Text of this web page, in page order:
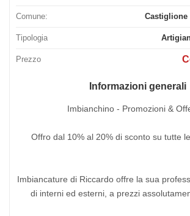
Comune: Castiglione
Tipologia
Prezzo
Informazioni generali
Imbianchino - Promozioni &
Offro dal 10% al 20% di sconto su tutte
Imbiancature di Riccardo offre la sua
di interni ed esterni, a prezzi